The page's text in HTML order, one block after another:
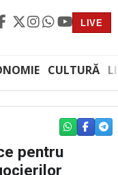
LIVE
CULTURĂ
WHATSAPP
pentru